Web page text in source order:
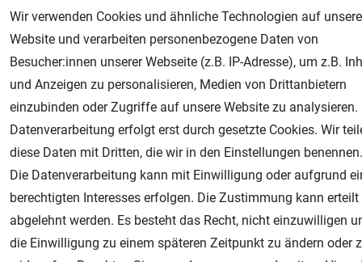
Wir verwenden Cookies und ähnliche Technologien auf
Website und verarbeiten personenbezogene Daten von
Besucher:innen unserer Webseite (z.B. IP-Adresse), um z.B.
und Anzeigen zu personalisieren, Medien von Drittanbietern
einzubinden oder Zugriffe auf unsere Website zu analysieren.
Datenverarbeitung erfolgt erst durch gesetzte Cookies. Wir
diese Daten mit Dritten, die wir in den Einstellungen benennen.
Die Datenverarbeitung kann mit Einwilligung oder aufgrund
berechtigten Interesses erfolgen. Die Zustimmung kann erteilt
abgelehnt werden. Es besteht das Recht, nicht einzuwilligen
die Einwilligung zu einem späteren Zeitpunkt zu ändern oder